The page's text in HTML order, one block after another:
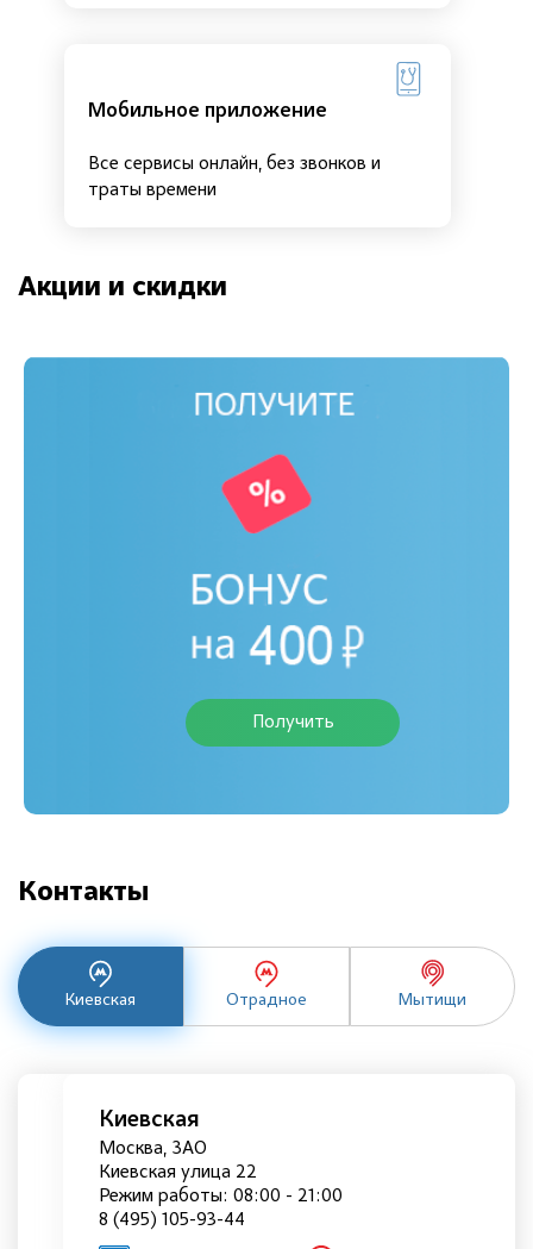
Мобильное приложение
Все сервисы онлайн, без звонков и
траты времени
Акции и скидки
Получить
Контакты
Киевская Отрадное Мытищи
Киевская
Москва, ЗАО
Киевская улица 22
Режим работы: 08:00 - 21:00
8 (495) 105-93-44